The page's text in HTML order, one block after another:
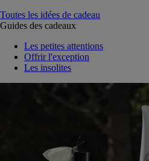
Toutes les idées de cadeau
Guides des cadeaux
Les petites attentions
Offrir l'exception
Les insolites